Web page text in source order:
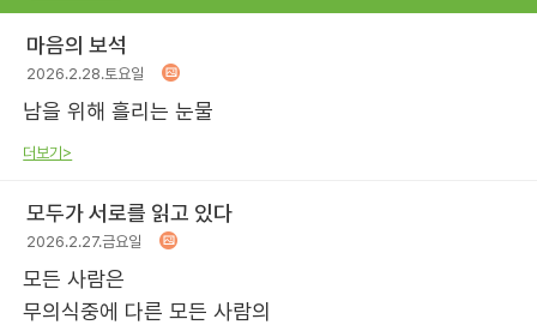
마음의 보석
2026.2.28.토요일
남을 위해 흘리는 눈물
더보기>
모두가 서로를 읽고 있다
2026.2.27.금요일
모든 사람은
무의식중에 다른 모든 사람의